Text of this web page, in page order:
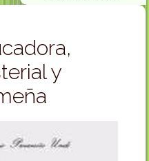
y